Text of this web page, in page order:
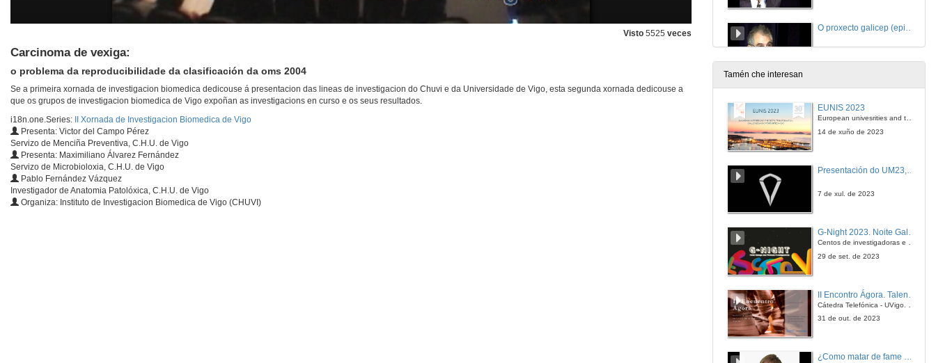
Visto 5525 veces
Carcinoma de vexiga:
o problema da reproducibilidade da clasificación da oms 2004
Se a primeira xornada de investigacion biomedica dedicouse á presentacion das lineas de investigacion do Chuvi e da Universidade de Vigo, esta segunda xornada dedicouse a
que os grupos de investigacion biomedica de Vigo expoñan as investigacions en curso e os seus resultados.
i18n.one.Series:
II Xornada de Investigacion Biomedica de Vigo
Presenta: Victor del Campo Pérez
Servizo de Menciña Preventiva, C.H.U. de Vigo
Presenta: Maximiliano Álvarez Fernández
Servizo de Microbioloxia, C.H.U. de Vigo
Pablo Fernández Vázquez
Investigador de Anatomia Patolóxica, C.H.U. de Vigo
Organiza: Instituto de Investigacion Biomedica de Vigo (CHUVI)
O proxecto galicep (epidemioloxía da insuficiencia cardiaca en galicia)
Quenda de preguntas
10 de xuño de 2009
10 de xuño de 2009
10 de xuño de 2009
Tamén che interesan
EUNIS 2023
European univesrities and the digital transformation: challenges and opportunities ahead
14 de xuño de 2023
7 de xul. de 2023
G-Night 2023. Noite Galega das Persoas Investigadoras. Conciencias creativas
Centos de investigadoras e investigadores, decenas de actividades e sete cidades
29 de set. de 2023
Cátedra Telefónica - UVigo. Espazos de innovación
31 de out. de 2023
¿Como matar de fame as bacterias?